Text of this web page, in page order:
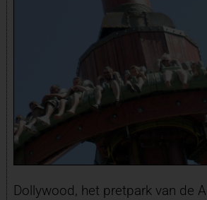
Dollywood, het pretpark van de